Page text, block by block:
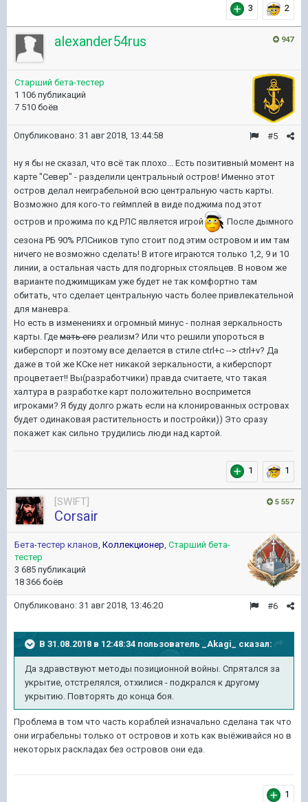
3 2
947
alexander54rus
Старший бета-тестер
1 106 публикаций
7 510 боёв
#5
Опубликовано: 31 авг 2018, 13:44:58
ну я бы не сказал, что всё так плохо... Есть позитивный момент на
карте "Север" - разделили центральный остров! Именно этот
остров делал неиграбельной всю центральную часть карты.
Возможно для кого-то геймплей в виде поджима под этот
остров и прожима по кд РЛС является игрой
После дымного
сезона РБ 90% РЛСников тупо стоит под этим островом и им там
ничего не возможно сделать! В итоге играются только 1,2, 9 и 10
линии, а остальная часть для подгорных стояльцев. В новом же
варианте поджимщикам уже будет не так комфортно там
обитать, что сделает центральную часть более привлекательной
для маневра.
Но есть в изменениях и огромный минус - полная зеркальность
карты. Где мать его реализм? Или что решили упороться в
киберспорт и поэтому все делается в стиле ctrl+c --> ctrl+v? Да
даже в той же КСке нет никакой зеркальности, а киберспорт
процветает!! Вы(разработчики) правда считаете, что такая
халтура в разработке карт положительно воспримется
игроками? Я буду долго ржать если на клонированных островах
будет одинаковая растительность и постройки)) Это сразу
покажет как сильно трудились люди над картой.
1 1
5 557
[SWIFT]
Corsair
Бета-тестер кланов, Коллекционер, Старший бета-
тестер
3 685 публикаций
18 366 боёв
#6
Опубликовано: 31 авг 2018, 13:46:20
В 31.08.2018 в 12:48:34 пользователь _Akagi_ сказал:
Да здравствуют методы позиционной войны. Спрятался за
укрытие, отстрелялся, отхилися - подкрался к другому
укрытию. Повторять до конца боя.
Проблема в том что часть кораблей изначально сделана так что
они играбельны только от островов и хоть как выёживайся но в
некоторых раскладах без островов они еда.
1